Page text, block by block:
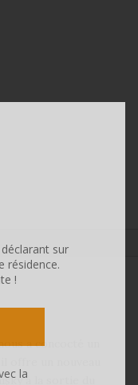
a concocté un
offre un nouveau
à la sortie du
sur
résidence.
!
la